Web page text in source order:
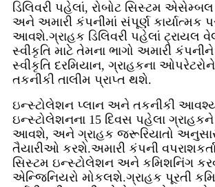
ડિલિવરી પહેલાં, રોબોટ સિસ્ટમ
અને અમારી કંપનીમાં સંપૂર્ણ કાર્યાત્મક
આવશે.ગ્રાહક ડિલિવરી પહેલાં ટ્રાયલ
સ્વીકૃતિ માટે તેમના ભાગો અમારી
સ્વીકૃતિ દરમિયાન, ગ્રાહકના ઓપરેટરોને
તકનીકી તાલીમ પ્રાપ્ત થશે.
ઇન્સ્ટોલેશન પ્લાન અને તકનીકી
ઇન્સ્ટોલેશનના 15 દિવસ પહેલા
આવશે, અને ગ્રાહક જરૂરિયાતો
તૈયારીઓ કરશે.અમારી કંપની
સિસ્ટમ ઇન્સ્ટોલેશન અને કમિશનિંગ
એન્જિનિયરો મોકલશે.ગ્રાહક પૂરતી